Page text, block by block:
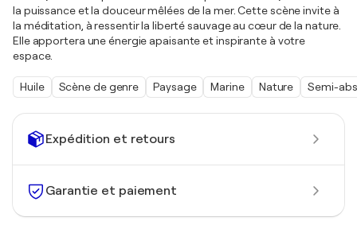
Expédition et retours
Garantie et paiement
la puissance et la douceur mêlées de la mer. Cette scène invite à
la méditation, à ressentir la liberté sauvage au cœur de la nature.
Elle apportera une énergie apaisante et inspirante à votre
espace.
Huile Scène de genre Paysage Marine Nature Semi-